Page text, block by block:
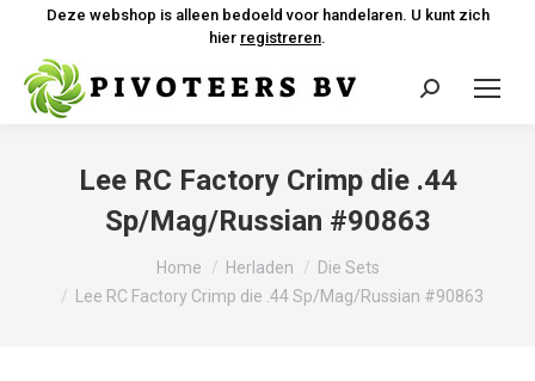
Deze webshop is alleen bedoeld voor handelaren. U kunt zich
hier registreren.
Zoeken:
Lee RC Factory Crimp die .44
Sp/Mag/Russian #90863
Home Herladen
Die Sets
Lee RC Factory Crimp die .44 Sp/Mag/Russian #90863